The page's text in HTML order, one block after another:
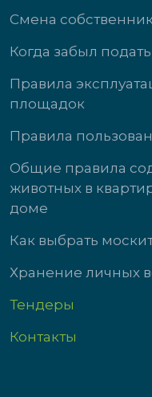
Смена
Когда забыл
Правила
площадок
Правила
Общие правила
животных в
доме
Как выбрать
Хранение личных
Тендеры
Контакты